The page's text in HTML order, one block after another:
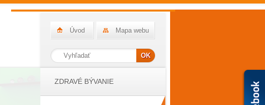
Úvod Mapa webu
ZDRAVÉ BÝVANIE